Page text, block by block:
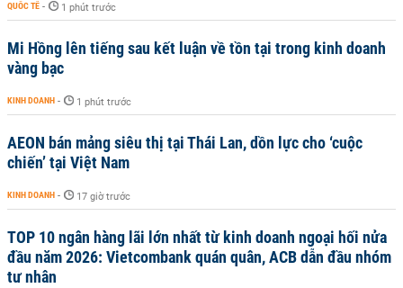
QUỐC TẾ - 1 phút trước
Mi Hồng lên tiếng sau kết luận về tồn tại trong kinh doanh
vàng bạc
KINH DOANH - 1 phút trước
AEON bán mảng siêu thị tại Thái Lan, dồn lực cho ‘cuộc
chiến’ tại Việt Nam
KINH DOANH - 17 giờ trước
TOP 10 ngân hàng lãi lớn nhất từ kinh doanh ngoại hối nửa
đầu năm 2026: Vietcombank quán quân, ACB dẫn đầu nhóm
tư nhân